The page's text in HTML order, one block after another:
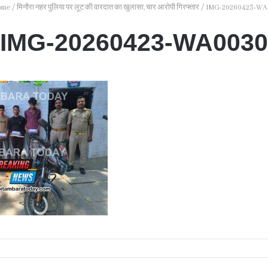
/ मिनौरा नहर पुलिया पर लूट की वारदात का खुलासा, चार आरोपी गिरफ्तार / IMG-20260423-
IMG-20260423-WA0030